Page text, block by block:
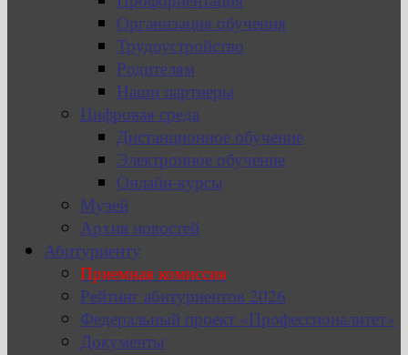
Организация обучения
Трудоустройство
Родителям
Наши партнеры
Цифровая среда
Дистанционное обучение
Электронное обучение
Онлайн-курсы
Музей
Архив новостей
Абитуриенту
Приемная комиссия
Рейтинг абитуриентов 2026
Федеральный проект «Профессионалитет»
Документы